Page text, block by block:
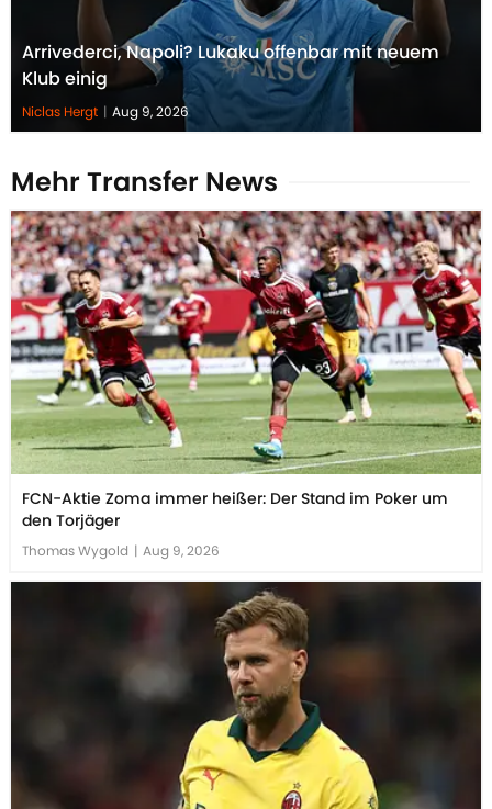
Arrivederci, Napoli? Lukaku offenbar mit neuem
Klub einig
Niclas Hergt | Aug 9, 2026
Mehr Transfer News
FCN-Aktie Zoma immer heißer: Der Stand im Poker um
den Torjäger
Thomas Wygold | Aug 9, 2026